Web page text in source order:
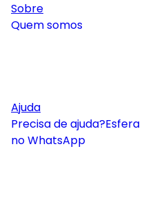
Sobre
Quem somos
Ajuda
Precisa de ajuda?Esfera
no WhatsApp